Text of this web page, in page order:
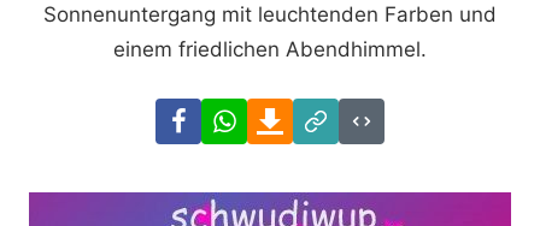
Sonnenuntergang mit leuchtenden Farben und
einem friedlichen Abendhimmel.
FacebookWhatsAppDownload
Link
Code